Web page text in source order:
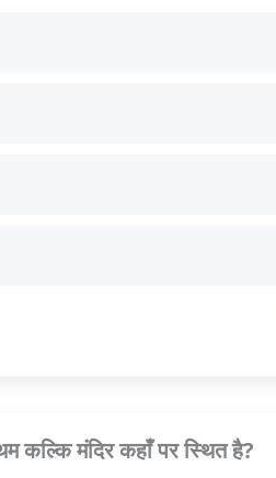
कल्कि मंदिर कहाँ पर स्थित है?